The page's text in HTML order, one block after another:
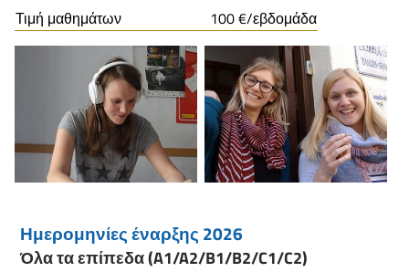
Τιμή μαθημάτων
100 €/εβδομάδα
Ημερομηνίες έναρξης 2026
Όλα τα επίπεδα (A1/A2/B1/B2/C1/C2)